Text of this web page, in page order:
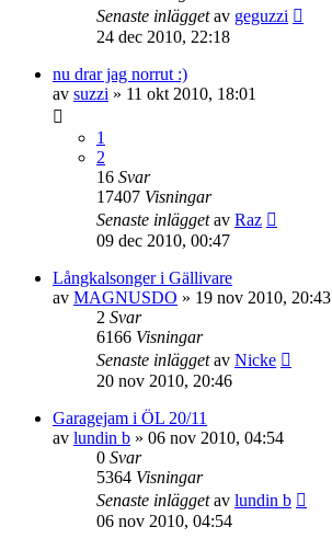
Senaste inläggetav geguzzi
24 dec 2010, 22:18
nu drar jag norrut :)
av suzzi » 11 okt 2010, 18:01
1
2
16 Svar
17407 Visningar
Senaste inläggetav Raz
09 dec 2010, 00:47
Långkalsonger i Gällivare
av MAGNUSDO » 19 nov 2010, 20:43
2 Svar
6166 Visningar
Senaste inläggetav Nicke
20 nov 2010, 20:46
Garagejam i ÖL 20/11
av lundin b » 06 nov 2010, 04:54
0 Svar
5364 Visningar
Senaste inläggetav lundin b
06 nov 2010, 04:54